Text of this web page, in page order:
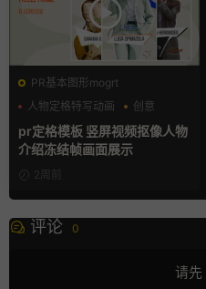
PR基本图形mogrt
人物定格特写动画
创意
动态海报
pr定格模板 竖屏视频抠像人物
介绍冻结帧画面展示
2周前
评论 0
请先